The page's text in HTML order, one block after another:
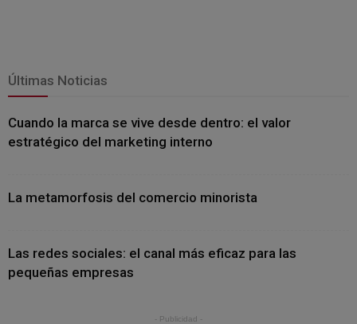
Últimas Noticias
Cuando la marca se vive desde dentro: el valor
estratégico del marketing interno
La metamorfosis del comercio minorista
Las redes sociales: el canal más eficaz para las
pequeñas empresas
- Publicidad -